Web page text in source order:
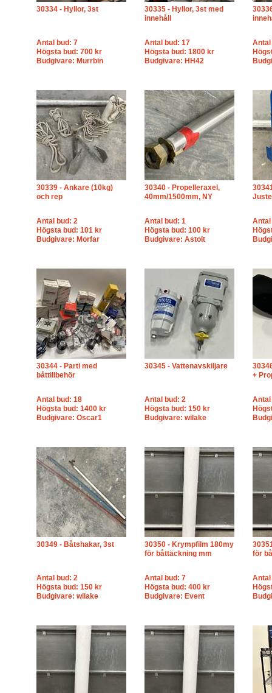
30334 - Hyllor, 3st
Antal bud: 7
Högsta bud: 700 kr
Budgivare: Murrbin
30335 - Hyllor, 3st med
innehåll
Antal bud: 17
Högsta bud: 1800 kr
Budgivare: HH42
Antal
30339 - Ankare (10kg)
och rep
Antal bud: 2
Högsta bud: 101 kr
Budgivare: Morfar
30340 - Propelleraxel,
40mm/1500mm, NY
Antal bud: 1
Högsta bud: 100 kr
Budgivare: Astolt
Antal
30344 - Parti med
båttillbehör
Antal bud: 18
Högsta bud: 1400 kr
Budgivare: Oscar1
30345 - Vattenavskiljare
Antal bud: 2
Högsta bud: 150 kr
Budgivare: wilake
+
Antal
30349 - Båtshakar, 3st
Antal bud: 2
Högsta bud: 150 kr
Budgivare: wilake
30350 - Krympfilm 180my
för båttäckning mm
Antal bud: 7
Högsta bud: 400 kr
Budgivare: Event
för
Antal